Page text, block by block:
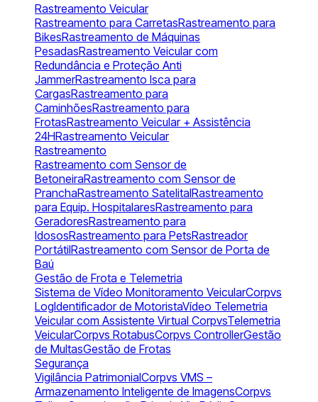
Rastreamento Veicular
Rastreamento para CarretasRastreamento para
BikesRastreamento de Máquinas
PesadasRastreamento Veicular com
Redundância e Proteção Anti
JammerRastreamento Isca para
CargasRastreamento para
CaminhõesRastreamento para
FrotasRastreamento Veicular + Assistência
24HRastreamento Veicular
Rastreamento
Rastreamento com Sensor de
BetoneiraRastreamento com Sensor de
PranchaRastreamento SatelitalRastreamento
para Equip. HospitalaresRastreamento para
GeradoresRastreamento para
IdososRastreamento para PetsRastreador
PortátilRastreamento com Sensor de Porta de
Baú
Gestão de Frota e Telemetria
Sistema de Vídeo Monitoramento VeicularCorpvs
LogIdentificador de MotoristaVídeo Telemetria
Veicular com Assistente Virtual CorpvsTelemetria
VeicularCorpvs RotabusCorpvs ControllerGestão
de MultasGestão de Frotas
Segurança
Vigilância PatrimonialCorpvs VMS –
Armazenamento Inteligente de ImagensCorpvs